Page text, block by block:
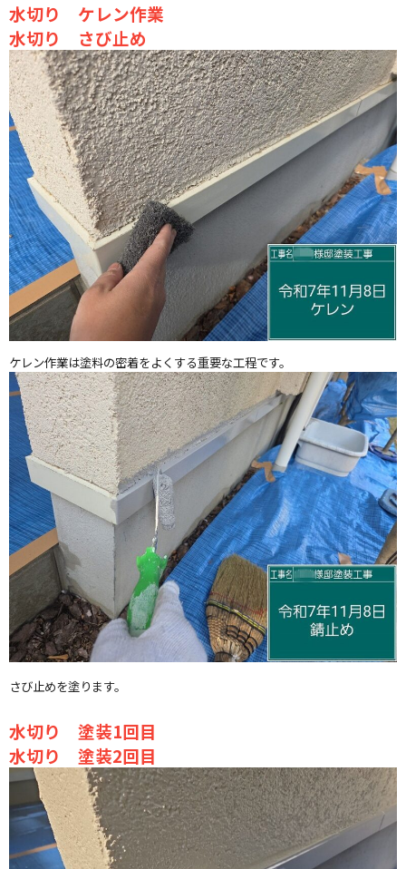
水切り ケレン作業
水切り さび止め
ケレン作業は塗料の密着をよくする重要な工程です。
さび止めを塗ります。
水切り 塗装1回目
水切り 塗装2回目